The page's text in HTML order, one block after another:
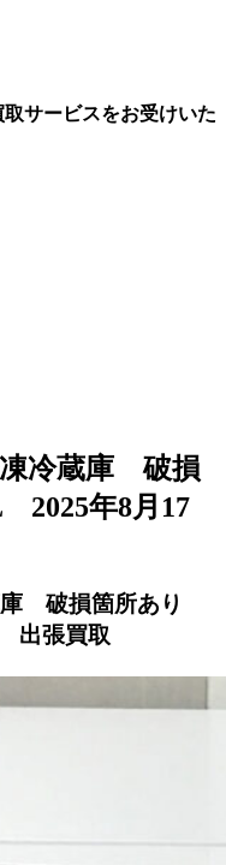
サービスをお受けいた
冷蔵庫 破損
年8月17
庫 破損箇所あり
出張買取